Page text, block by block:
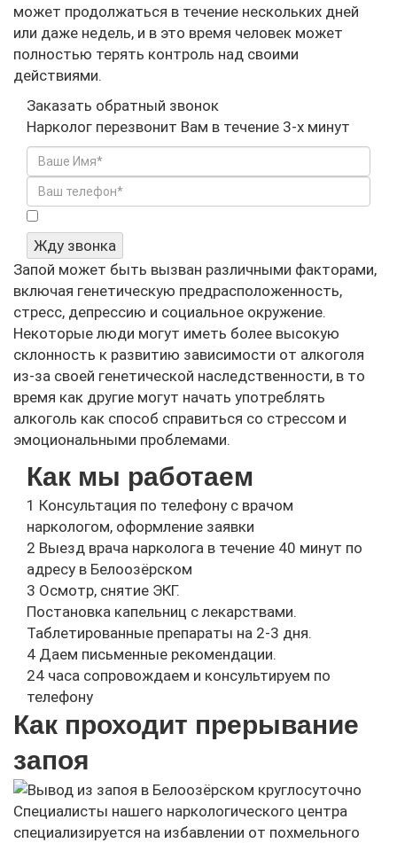
может продолжаться в течение нескольких дней
или даже недель, и в это время человек может
полностью терять контроль над своими
действиями.
Заказать обратный звонок
Нарколог перезвонит Вам в течение 3-х минут
Жду звонка
Запой может быть вызван различными факторами,
включая генетическую предрасположенность,
стресс, депрессию и социальное окружение.
Некоторые люди могут иметь более высокую
склонность к развитию зависимости от алкоголя
из-за своей генетической наследственности, в то
время как другие могут начать употреблять
алкоголь как способ справиться со стрессом и
эмоциональными проблемами.
Как мы работаем
1 Консультация по телефону с врачом
наркологом, оформление заявки
2 Выезд врача нарколога в течение 40 минут по
адресу в Белоозёрском
3 Осмотр, снятие ЭКГ.
Постановка капельниц с лекарствами.
Таблетированные препараты на 2-3 дня.
4 Даем письменные рекомендации.
24 часа сопровождаем и консультируем по
телефону
Как проходит прерывание
запоя
Специалисты нашего наркологического центра
специализируется на избавлении от похмельного